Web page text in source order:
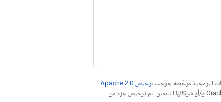
البرمجية مرخّصة بموجبترخيص Apache 2.0‏
. إنّ Java هي علامة تجارية مسجَّلة لشركة Oracle و/أو شركائها التابعين. تم ترخيص جزء من